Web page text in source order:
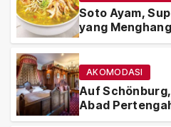
Soto Ayam,
yang
AKOMODASI
Auf
Abad
Rhein